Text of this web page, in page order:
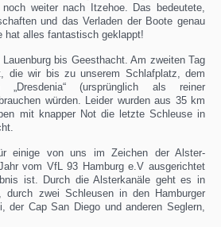
weiter nach Itzehoe. Das bedeutete,
und das Verladen der Boote genau
hat alles fantastisch geklappt!
bis Geesthacht. Am zweiten Tag
die wir bis zu unserem Schlafplatz, dem
„Dresdenia“ (ursprünglich als reiner
würden. Leider wurden aus 35 km
mit knapper Not die letzte Schleuse in
einige von uns im Zeichen der Alster-
vom VfL 93 Hamburg e.V ausgerichtet
ist. Durch die Alsterkanäle geht es in
durch zwei Schleusen in den Hamburger
der Cap San Diego und anderen Seglern,